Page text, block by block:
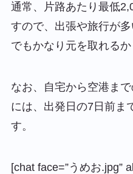
通常、片路あたり最低
すので、出張や旅行が
でもかなり元を取れるか
なお、自宅から空港ま
には、出発日の7日前ま
す。
[chat face=”うめお.jpg”